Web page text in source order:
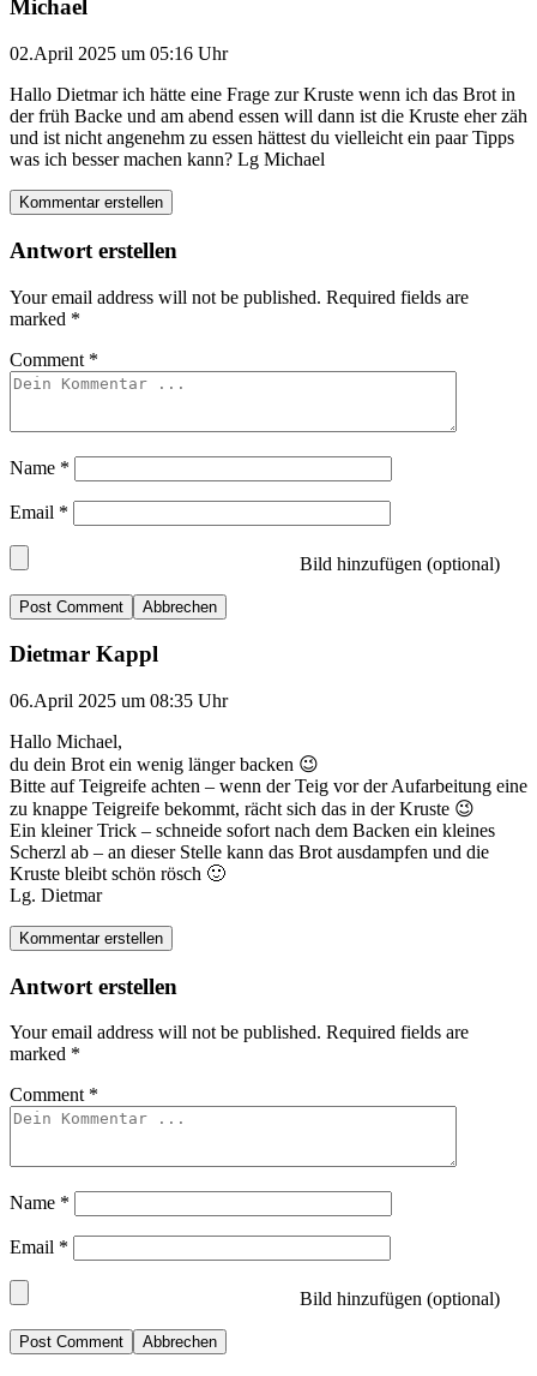
Michael
02.April 2025 um 05:16 Uhr
Hallo Dietmar ich hätte eine Frage zur Kruste wenn ich das Brot in
der früh Backe und am abend essen will dann ist die Kruste eher zäh
und ist nicht angenehm zu essen hättest du vielleicht ein paar Tipps
was ich besser machen kann? Lg Michael
Kommentar erstellen
Antwort erstellen
Your email address will not be published. Required fields are
marked *
Comment *
Name *
Email *
Bild hinzufügen (optional)
Abbrechen
Dietmar Kappl
06.April 2025 um 08:35 Uhr
Hallo Michael,
du dein Brot ein wenig länger backen 😉
Bitte auf Teigreife achten – wenn der Teig vor der Aufarbeitung eine
zu knappe Teigreife bekommt, rächt sich das in der Kruste 😉
Ein kleiner Trick – schneide sofort nach dem Backen ein kleines
Scherzl ab – an dieser Stelle kann das Brot ausdampfen und die
Kruste bleibt schön rösch 🙂
Lg. Dietmar
Kommentar erstellen
Antwort erstellen
Your email address will not be published. Required fields are
marked *
Comment *
Name *
Email *
Bild hinzufügen (optional)
Abbrechen